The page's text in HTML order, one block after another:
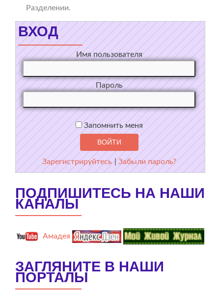
Разделении.
ВХОД
Имя пользователя
Пароль
Запомнить меня
Зарегистрируйтесь |Забыли пароль?
ПОДПИШИТЕСЬ НА НАШИ
КАНАЛЫ
Амадея
ЗАГЛЯНИТЕ В НАШИ
ПОРТАЛЫ